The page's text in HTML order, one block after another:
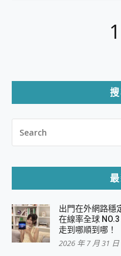
頁
1
FOR:
出門在外網路穩
在線率全球
走到哪順到哪！
2026 年 7 月 31 日